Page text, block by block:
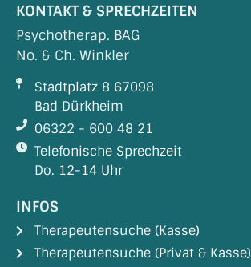
KONTAKT & SPRECHZEITEN
Psychotherap. BAG
No. & Ch. Winkler
Stadtplatz 8 67098
Bad Dürkheim
06322 - 600 48 21
Telefonische Sprechzeit
Do. 12-14 Uhr
INFOS
Therapeutensuche (Kasse)
Therapeutensuche (Privat & Kasse)